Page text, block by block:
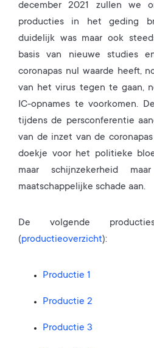
december 2021 zullen we
producties in het geding
duidelijk was maar ook
basis van nieuwe studies
coronapas nul waarde heeft,
van het virus tegen te gaan,
IC-opnames te voorkomen.
tijdens de persconferentie
van de inzet van de
doekje voor het politieke
maar schijnzekerheid
maatschappelijke schade aan.
De volgende
(productieoverzicht):
Productie 1
Productie 2
Productie 3